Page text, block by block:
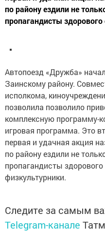
по району ездили не
пропагандисты здорового
Автопоезд «Дружба»
Заинскому району.
исполкома,
позволила позволило
комплексную программу-
игровая программа. Это
первая и удачная акция
по району ездили не
пропагандисты
физкультурники.
Следите за самым
Telegram-канале